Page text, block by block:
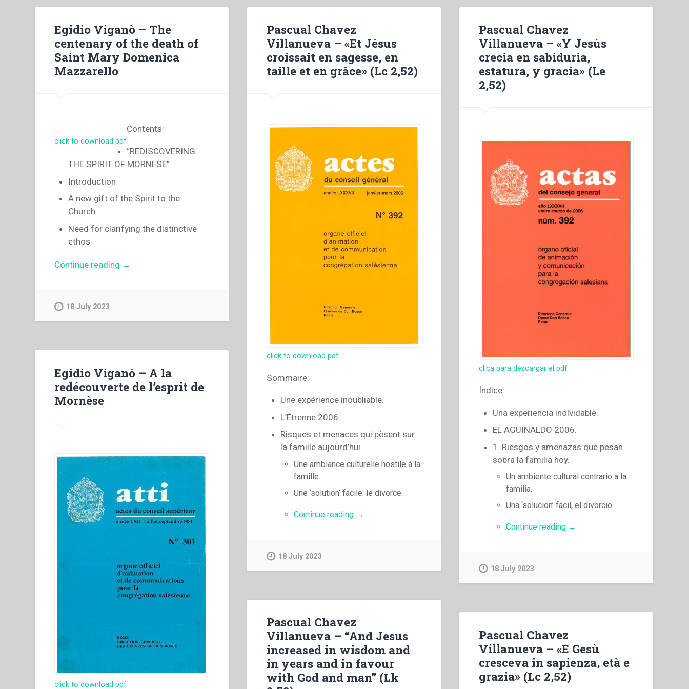
Egidio Viganò – The
centenary of the death of
Saint Mary Domenica
Mazzarello
click to download pdf
Contents:
“REDISCOVERING
THE SPIRIT OF MORNESE”
Introduction
A new gift of the Spirit to the
Church
Need for clarifying the distinctive
ethos
Continue reading “Egidio
death
of
Saint
Mary
→
18 July 2023
Pascual Chavez
Villanueva – «Et Jésus
croissait en sagesse, en
taille et en grâce» (Lc 2,52)
click to download pdf
Sommaire:
Une expérience inoubliable.
L’Étrenne 2006.
Risques et menaces qui pèsent sur
la famille aujourd’hui.
Une ambiance culturelle hostile à la
famille.
Une ‘solution’ facile: le divorce.
Continue reading “Pascual
en
en
taille
et
en
grâce»
→
18 July 2023
Pascual Chavez
Villanueva – «Y Jesùs
crecìa en sabidurìa,
estatura, y gracia» (Le
2,52)
clica para descargar el pdf
Índice:
Una experiencia inolvidable.
EL AGUINALDO 2006.
1. Riesgos y amenazas que pesan
sobra la familia hoy.
Un ambiente cultural contrario a la
familia.
Una ‘solución’ fácil, el divorcio.
Continue reading “Pascual
en
estatura,
y
gracia»
(Le
2,52)”
→
18 July 2023
Egidio Viganò – A la
redécouverte de l’esprit de
Mornèse
click to download pdf
Pascual Chavez
Villanueva – “And Jesus
increased in wisdom and
in years and in favour
with God and man” (Lk
Pascual Chavez
Villanueva – «E Gesù
cresceva in sapienza, età e
grazia» (Lc 2,52)